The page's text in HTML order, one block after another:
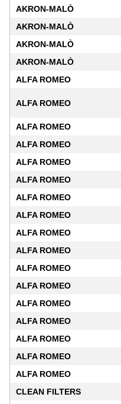
AKRON-MALÒ
AKRON-MALÒ
AKRON-MALÒ
AKRON-MALÒ
ALFA ROMEO
ALFA ROMEO
ALFA ROMEO
ALFA ROMEO
ALFA ROMEO
ALFA ROMEO
ALFA ROMEO
ALFA ROMEO
ALFA ROMEO
ALFA ROMEO
ALFA ROMEO
ALFA ROMEO
ALFA ROMEO
ALFA ROMEO
ALFA ROMEO
ALFA ROMEO
ALFA ROMEO
CLEAN FILTERS